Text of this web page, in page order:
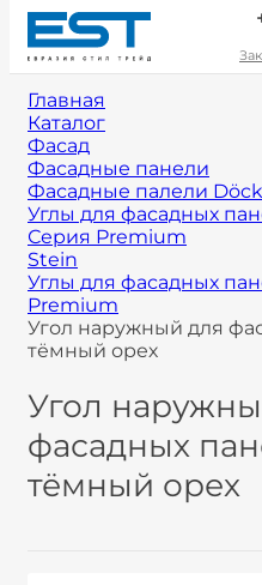
Главная
Каталог
Фасад
Фасадные панели
Фасадные палели
Углы для фасадных
Серия Premium
Stein
Углы для фасадных
Premium
Угол наружный для
тёмный орех
Угол
фасадных
тёмный орех